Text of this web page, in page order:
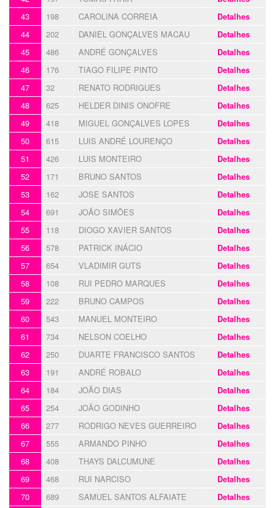
43 198 CAROLINA CORREIA Detalhes
44 202 DANIEL GONÇALVES MACAU Detalhes
45 486 ANDRÉ GONÇALVES Detalhes
46 176 TIAGO FILIPE PINTO Detalhes
47 32 RENATO RODRIGUES Detalhes
48 625 HELDER DINIS ONOFRE Detalhes
49 418 MIGUEL GONÇALVES LOPES Detalhes
50 615 LUIS ANDRÉ LOURENÇO Detalhes
51 426 LUIS MONTEIRO Detalhes
52 171 BRUNO SANTOS Detalhes
53 162 JOSE SANTOS Detalhes
54 691 JOÃO SIMÕES Detalhes
55 118 DIOGO XAVIER SANTOS Detalhes
56 578 PATRICK INÁCIO Detalhes
57 654 VLADIMIR GUTS Detalhes
58 108 RUI PEDRO MARQUES Detalhes
59 222 BRUNO CAMPOS Detalhes
60 543 MANUEL MONTEIRO Detalhes
61 734 NELSON COELHO Detalhes
62 250 DUARTE FRANCISCO SANTOS Detalhes
63 191 ANDRÉ ROBALO Detalhes
64 184 JOÃO DIAS Detalhes
65 254 JOÃO GODINHO Detalhes
66 277 RODRIGO NEVES GUERREIRO Detalhes
67 555 ARMANDO PINHO Detalhes
68 408 THAYS DALCUMUNE Detalhes
69 468 RUI NARCISO Detalhes
70 689 SAMUEL SANTOS ALFAIATE Detalhes